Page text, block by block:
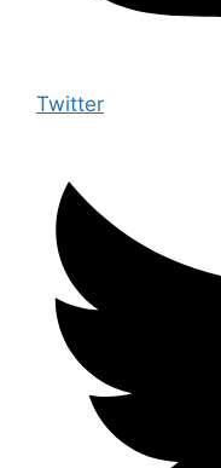
Twitter